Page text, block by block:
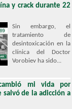
y crack durante 22
Sin embargo, el
tratamiento de
desintoxicación en la
clínica del Doctor
Vorobiev ha sido...
mi vida por
salvó de la adicción a